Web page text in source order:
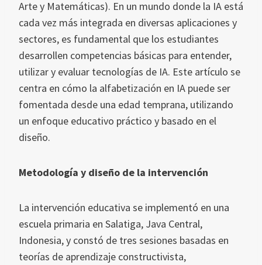
Arte y Matemáticas). En un mundo donde la IA está
cada vez más integrada en diversas aplicaciones y
sectores, es fundamental que los estudiantes
desarrollen competencias básicas para entender,
utilizar y evaluar tecnologías de IA. Este artículo se
centra en cómo la alfabetización en IA puede ser
fomentada desde una edad temprana, utilizando
un enfoque educativo práctico y basado en el
diseño.
Metodología y diseño de la intervención
La intervención educativa se implementó en una
escuela primaria en Salatiga, Java Central,
Indonesia, y constó de tres sesiones basadas en
teorías de aprendizaje constructivista,